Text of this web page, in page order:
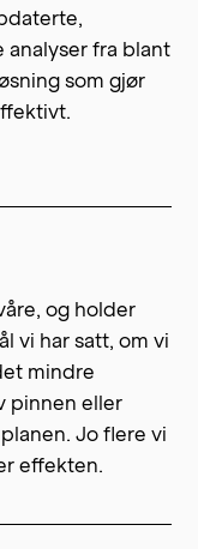
fra blant
som gjør
og holder
vi har satt, om vi
mindre
pinnen eller
Jo flere vi
effekten.